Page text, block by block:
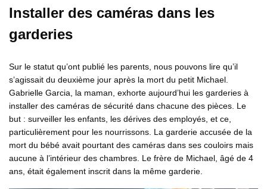
Installer des caméras dans les
garderies
Sur le statut qu’ont publié les parents, nous pouvons lire qu’il
s’agissait du deuxième jour après la mort du petit Michael.
Gabrielle Garcia, la maman, exhorte aujourd’hui les garderies à
installer des caméras de sécurité dans chacune des pièces. Le
but : surveiller les enfants, les dérives des employés, et ce,
particulièrement pour les nourrissons. La garderie accusée de la
mort du bébé avait pourtant des caméras dans ses couloirs mais
aucune à l’intérieur des chambres. Le frère de Michael, âgé de 4
ans, était également inscrit dans la même garderie.